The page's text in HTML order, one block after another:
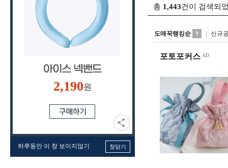
2,190원
하루동안 이 창 보이지않기 창닫기
총 1,443건이 검색되
도매꾹랭킹순 신규
포토포커스